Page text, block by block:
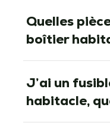
Quelles
boîtier
J’ai un
habitacle,